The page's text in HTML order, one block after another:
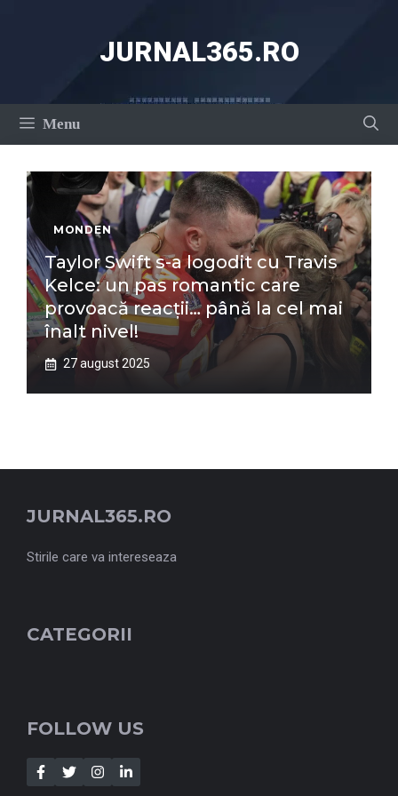
JURNAL365.RO
Menu
MONDEN
Taylor Swift s-a logodit cu Travis
Kelce: un pas romantic care
provoacă reacții… până la cel mai
înalt nivel!
27 august 2025
JURNAL365.RO
Stirile care va intereseaza
CATEGORII
FOLLOW US